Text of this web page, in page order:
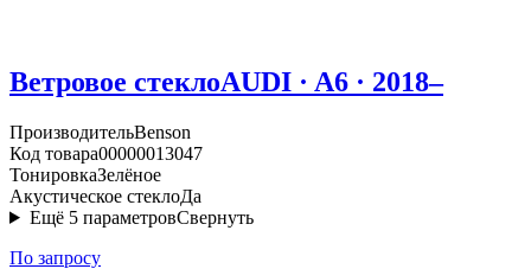
Ветровое стеклоAUDI · A6 · 2018–
ПроизводительBenson
Код товара00000013047
ТонировкаЗелёное
Акустическое стеклоДа
Ещё 5 параметровСвернуть
По запросу